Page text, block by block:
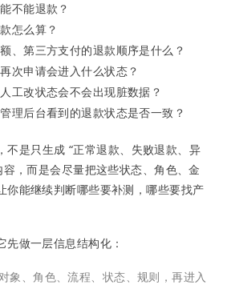
不能退款？
怎么算？
、第三方支付的退款顺序是什么？
次申请会进入什么状态？
工改状态会不会出现脏数据？
理后台看到的退款状态是否一致？
不是只生成 “正常退款、失败退款、异
，而是会尽量把这些状态、角色、金
你能继续判断哪些要补测，哪些要找产
先做一层信息结构化：
象、角色、流程、状态、规则，再进入